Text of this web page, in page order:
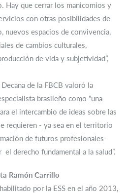
Hay que cerrar los manicomios y
con otras posibilidades de
nuevos espacios de convivencia,
de cambios culturales,
de vida y subjetividad”,
de la FBCB valoró la
brasileño como “una
el intercambio de ideas sobre las
requieren - ya sea en el territorio
de futuros profesionales-
el derecho fundamental a la salud”.
Ramón Carrillo
por la ESS en el año 2013,